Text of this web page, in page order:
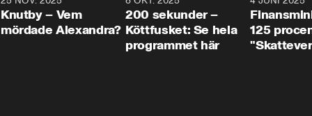
Knutby – Vem
mördade Alexandra?
200 sekunder –
Köttfusket: Se hela
programmet här
125